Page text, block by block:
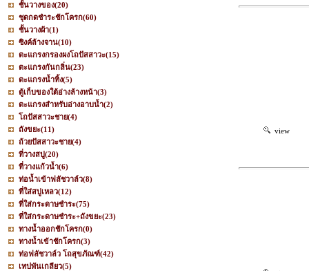
ชั้นวางของ(20)
ชุดกดชำระชักโครก(60)
ชั้นวางผ้า(1)
ซิงค์ล้างจาน(10)
ตะแกรงกรองผงโถปัสสาวะ(15)
ตะแกรงกันกลิ่น(23)
ตะแกรงน้ำทิ้ง(5)
ตู้เก็บของใต้อ่างล้างหน้า(3)
ตะแกรงสำหรับอ่างอาบน้ำ(2)
โถปัสสาวะชาย(4)
ถังขยะ(11)
ถ้วยปัสสาวะชาย(4)
ที่วางสบู่(20)
ที่วางแก้วน้ำ(6)
ท่อน้ำเข้าฟลัชวาล์ว(8)
ที่ใส่สบู่เหลว(12)
ที่ใส่กระดาษชำระ(75)
ที่ใส่กระดาษชำระ+ถังขยะ(23)
ทางน้ำออกชักโครก(0)
ทางน้ำเข้าชักโครก(3)
ท่อฟลัชวาล์ว โถสุขภัณฑ์(42)
เทปพันเกลียว(5)
view